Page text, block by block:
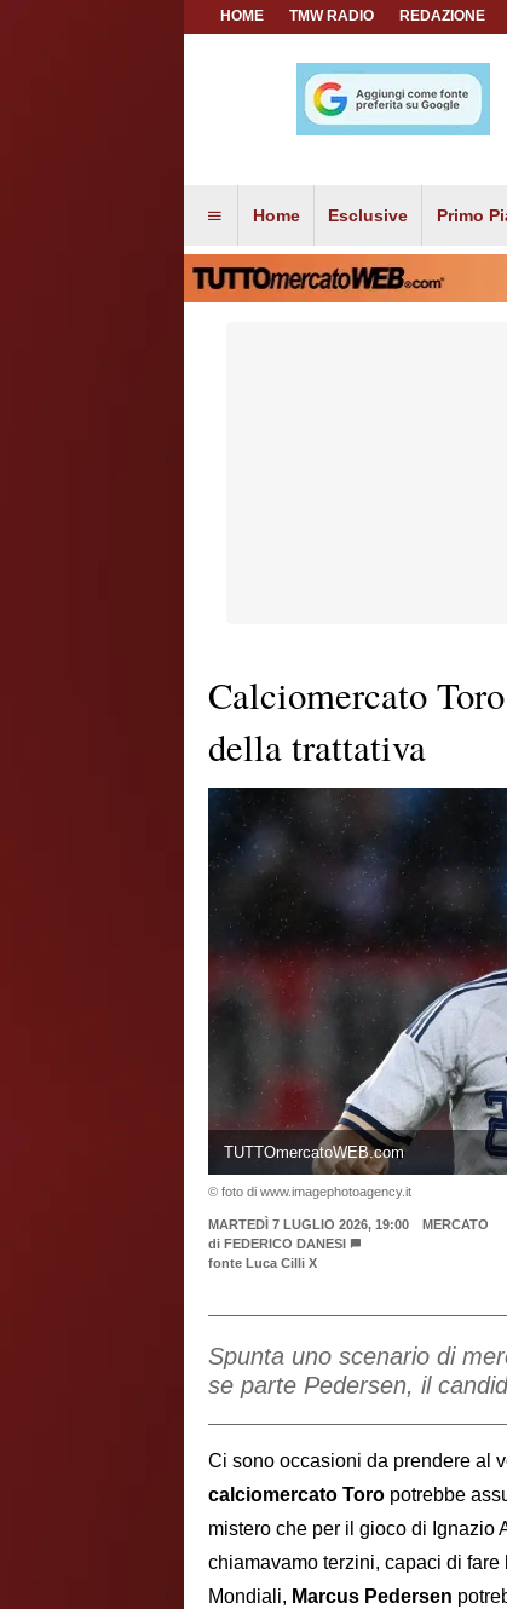
HOME TMW RADIO REDAZIONE
Home Esclusive Primo
Calciomercato
della trattativa
TUTTOmercatoWEB.com
© foto di www.imagephotoagency.it
MARTEDÌ 7 LUGLIO 2026, 19:00
MERCATO
di FEDERICO DANESI
fonte Luca Cilli X
Spunta uno scenario di
se parte Pedersen, il
Ci sono occasioni da prendere al
calciomercato Toro potrebbe
mistero che per il gioco di Ignazio
chiamavamo terzini, capaci di
Mondiali, Marcus Pedersen